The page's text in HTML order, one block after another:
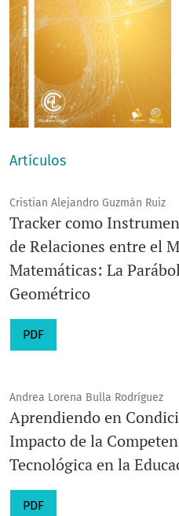
Artículos
Cristian Alejandro Guzmán Ruiz
Tracker como
de Relaciones entre el
Matemáticas: La
Geométrico
PDF
Andrea Lorena Bulla Rodríguez
Aprendiendo en
Impacto de la
Tecnológica en la
PDF